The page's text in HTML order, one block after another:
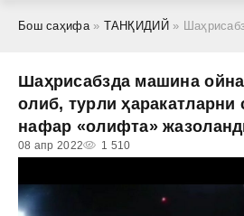
Бош саҳифа» ТАНҚИДИЙ » Шаҳрисабзда машина ойналаридан
Шаҳрисабзда машина
олиб, турли ҳаракатларни
нафар «олифта»
08 апр 2022 1 510